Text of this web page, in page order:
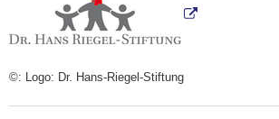
©: Logo: Dr. Hans-Riegel-Stiftung